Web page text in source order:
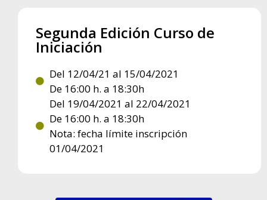
Segunda Edición Curso de
Iniciación
Del 12/04/21 al 15/04/2021
De 16:00 h. a 18:30h
Del 19/04/2021 al 22/04/2021
De 16:00 h. a 18:30h
Nota: fecha límite inscripción
01/04/2021